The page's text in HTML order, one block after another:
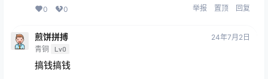
0 0 举报 置顶 回复
煎饼拼搏
青铜 Lv0
24年7月2日
搞钱搞钱